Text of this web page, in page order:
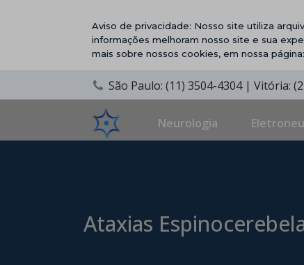
Aviso de privacidade: Nosso site utiliza
informações melhoram nosso site e sua
mais sobre nossos cookies, em nossa página:
São Paulo: (11) 3504-4304 | Vitória:
Neurologia
Ataxias